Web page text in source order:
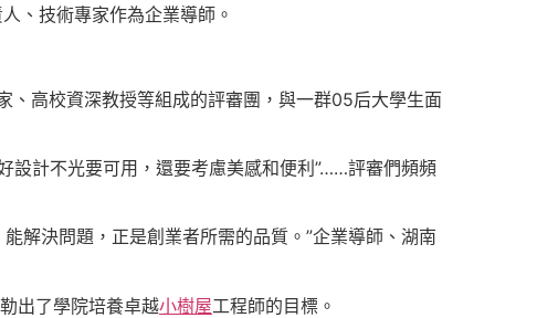
、技術專家作為企業導師。
、高校資深教授等組成的評審團，與一群05后大學生面
設計不光要可用，還要考慮美感和便利”……評審們頻頻
解決問題，正是創業者所需的品質。”企業導師、湖南
出了學院培養卓越小樹屋工程師的目標。